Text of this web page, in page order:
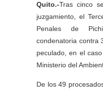
Quito.-Tras cinco
juzgamiento, el
Penales de
condenatoria contra
peculado, en el
Ministerio del
De los 49